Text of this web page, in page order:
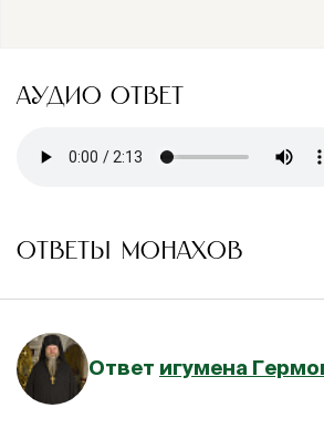
АУДИО ОТВЕТ
ОТВЕТЫ МОНАХОВ
Ответ игумена